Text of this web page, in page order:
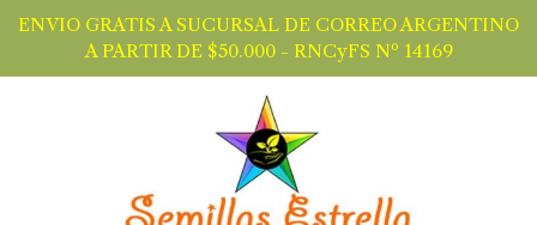
ENVIO GRATIS A SUCURSAL DE CORREO ARGENTINO
A PARTIR DE $50.000 - RNCyFS Nº 14169